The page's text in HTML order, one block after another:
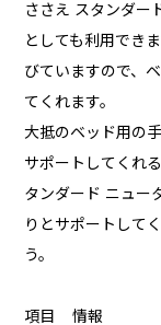
ささえ スタンダー
としても利用でき
びていますので、
てくれます。
大抵のベッド用の
サポートしてくれ
タンダード ニュー
りとサポートして
う。
項目 情報